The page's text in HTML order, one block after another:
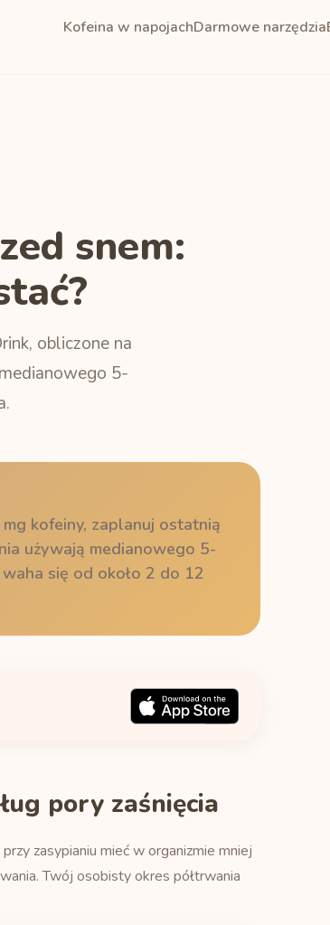
Kofeina w napojachDarmowe narzędzia
snem:
obliczone na
5-
kofeiny, zaplanuj ostatnią
używają medianowego 5-
się od około 2 do 12
pory zaśnięcia
zasypianiu mieć w organizmie mniej
Twój osobisty okres półtrwania